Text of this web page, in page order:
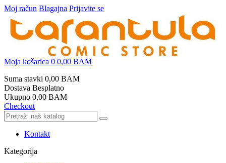
Moj račun Blagajna Prijavite se
Moja košarica 0 0,00 BAM
Suma stavki 0,00 BAM
Dostava Besplatno
Ukupno 0,00 BAM
Checkout
Kontakt
Kategorija